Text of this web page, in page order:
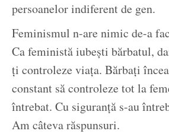
persoanelor indiferent de gen.
Feminismul n-are nimic de-a
Ca feministă iubești bărbatul,
ți controleze viața. Bărbați
constant să controleze tot la
întrebat. Cu siguranță s-au
Am câteva răspunsuri.